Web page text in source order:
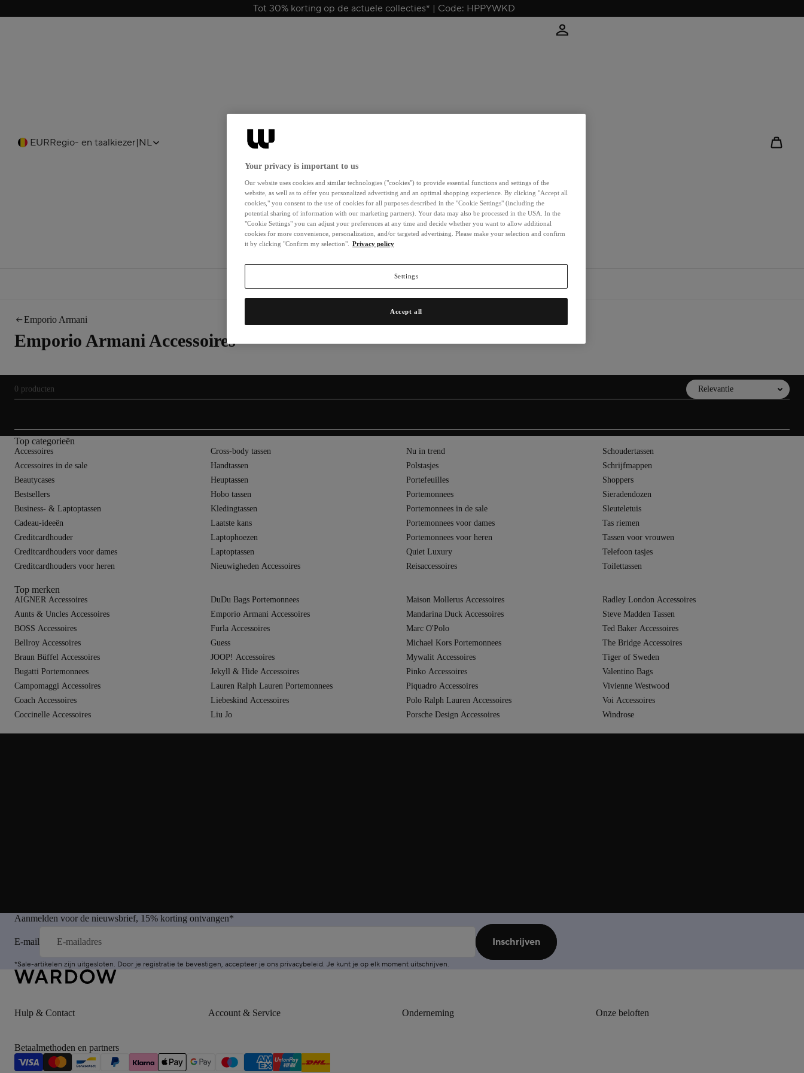
Tot 30% korting op de actuele collecties* | Code: HPPYWKD
EURRegio- en taalkiezer|NL
Nieuwe klant?
Nieuw
Emporio Armani
Emporio Armani Accessoires
0 producten Sorteren
Top categorieën
Accessoires
Accessoires in de sale
Beautycases
Bestsellers
Business- & Laptoptassen
Cadeau-ideeën
Creditcardhouder
Creditcardhouders voor dames
Creditcardhouders voor heren
Cross-body tassen
Handtassen
Heuptassen
Hobo tassen
Kledingtassen
Laatste kans
Laptophoezen
Laptoptassen
Nieuwigheden Accessoires
Nu in trend
Polstasjes
Portefeuilles
Portemonnees
Portemonnees in de sale
Portemonnees voor dames
Portemonnees voor heren
Quiet Luxury
Reisaccessoires
Schoudertassen
Schrijfmappen
Shoppers
Sieradendozen
Sleuteletuis
Tas riemen
Tassen voor vrouwen
Telefoon tasjes
Toilettassen
Top merken
AIGNER Accessoires
Aunts & Uncles Accessoires
BOSS Accessoires
Bellroy Accessoires
Braun Büffel Accessoires
Bugatti Portemonnees
Campomaggi Accessoires
Coach Accessoires
Coccinelle Accessoires
DuDu Bags Portemonnees
Emporio Armani Accessoires
Furla Accessoires
Guess
JOOP! Accessoires
Jekyll & Hide Accessoires
Lauren Ralph Lauren Portemonnees
Liebeskind Accessoires
Liu Jo
Maison Mollerus Accessoires
Mandarina Duck Accessoires
Marc O'Polo
Michael Kors Portemonnees
Mywalit Accessoires
Pinko Accessoires
Piquadro Accessoires
Polo Ralph Lauren Accessoires
Porsche Design Accessoires
Radley London Accessoires
Steve Madden Tassen
Ted Baker Accessoires
The Bridge Accessoires
Tiger of Sweden
Valentino Bags
Vivienne Westwood
Voi Accessoires
Windrose
Aanmelden voor de nieuwsbrief, 15% korting ontvangen*
E-mail Inschrijven
*Sale-artikelen zijn uitgesloten. Door je registratie te bevestigen, accepteer je ons privacybeleid. Je kunt je op elk moment uitschrijven.
Hulp & Contact Account & Service Onderneming Onze beloften
Betaalmethoden en partners
Your privacy is important to us
Our website uses cookies and similar technologies ("cookies") to provide essential functions and settings of the
website, as well as to offer you personalized advertising and an optimal shopping experience. By clicking "Accept all
cookies," you consent to the use of cookies for all purposes described in the "Cookie Settings" (including the
potential sharing of information with our marketing partners). Your data may also be processed in the USA. In the
"Cookie Settings" you can adjust your preferences at any time and decide whether you want to allow additional
cookies for more convenience, personalization, and/or targeted advertising. Please make your selection and confirm
it by clicking "Confirm my selection".
Privacy policy
Settings
Accept all